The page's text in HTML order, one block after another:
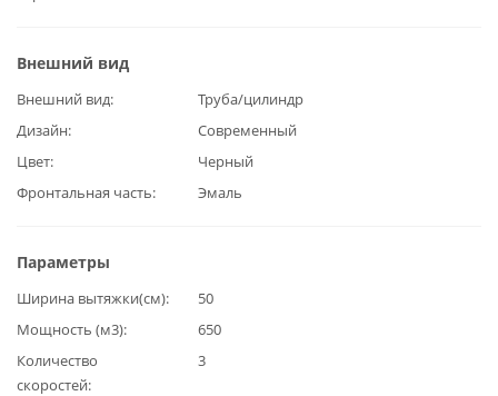
Внешний вид
Внешний вид
Труба/цилиндр
Дизайн
Современный
Цвет
Черный
Фронтальная часть
Эмаль
Параметры
Ширина вытяжки(см)
50
Мощность (м3)
650
Количество
скоростей
3